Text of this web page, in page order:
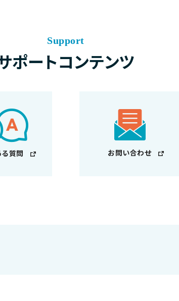
Support
ポートコンテンツ
質問 お問い合わせ